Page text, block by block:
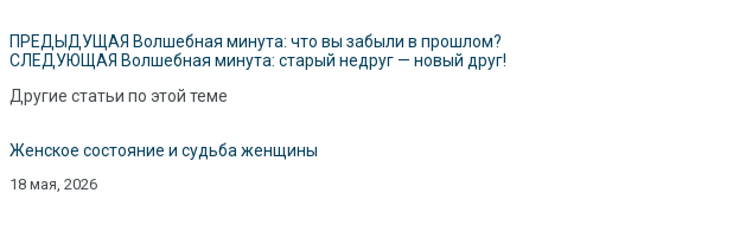
ПРЕДЫДУЩАЯ Волшебная минута: что вы забыли в прошлом?
СЛЕДУЮЩАЯ Волшебная минута: старый недруг — новый друг!
Другие статьи по этой теме
Женское состояние и судьба женщины
18 мая, 2026